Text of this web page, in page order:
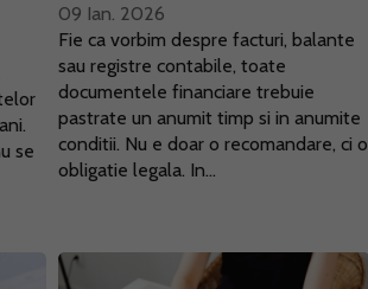
se
09 Ian. 2026
Fie ca vorbim despre facturi, balante
sau registre contabile, toate
documentele financiare trebuie
pastrate un anumit timp si in anumite
conditii. Nu e doar o recomandare, ci o
obligatie legala. In...